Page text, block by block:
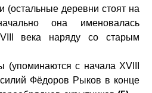
(остальные деревни стоят на
она именовалась
века наряду со старым
с начала XVIII
Фёдоров Рыков в конце